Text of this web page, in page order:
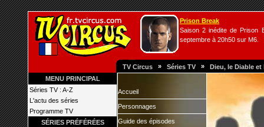
Prison Break
Saison 2 inédite de Prison
septembre à 20h50 sur M6.
TV Circus » Séries TV » Dieu, le Diable et
MENU PRINCIPAL
Séries TV : A-Z
L'actu des séries
Programme TV
SÉRIES PRÉFÉRÉES
Accueil
Personnages
Guide des épisodes